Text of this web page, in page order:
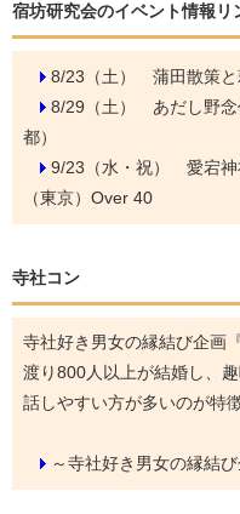
宿坊研究会のイベント情報リ
8/23（土） 蒲田散策と
8/29（土） あだし野
都）
9/23（水・祝） 愛宕
（東京）Over 40
寺社コン
寺社好き男女の縁結び企画
渡り800人以上が結婚し、
話しやすい方が多いのが特徴
～寺社好き男女の縁結